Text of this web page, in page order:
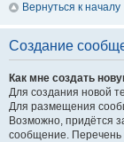
Вернуться к началу
Создание
Как мне создать
Для создания новой
Для размещения
Возможно, придётся
сообщение. Перечень